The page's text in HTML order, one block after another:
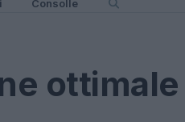
Consolle
ottimale